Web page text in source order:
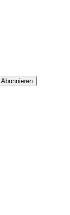
Abonnieren